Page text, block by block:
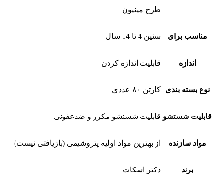
طرح مینیون
مناسب برای سنین 4 تا 14 سال
اندازه قابلیت اندازه کردن
نوع بسته بندی کارتن ۸۰ عددی
قابلیت شستشو قابلیت شستشو مکرر و ضدعفونی
مواد سازنده از بهترین مواد اولیه پتروشیمی (بازیافتی نیست)
برند دکتر اسکات